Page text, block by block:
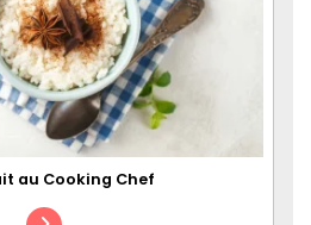
au Cooking Chef